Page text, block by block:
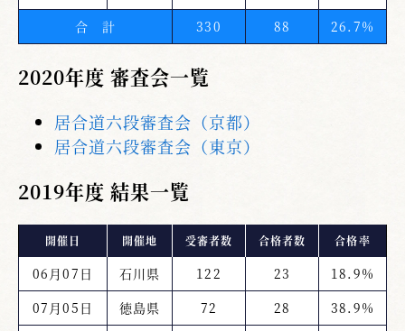
合 計
330 88 26.7%
2020年度 審査会一覧
居合道六段審査会（京都）
居合道六段審査会（東京）
2019年度 結果一覧
開催日 開催地 受審者数 合格者数 合格率
06月07日 石川県 122 23
18.9%
07月05日
徳島県 72 28
38.9%